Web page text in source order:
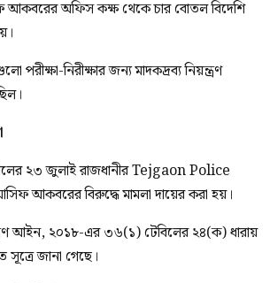
আকবরের অফিস কক্ষ থেকে চার বোতল বিদেশি
পরীক্ষা-নিরীক্ষার জন্য মাদকদ্রব্য নিয়ন্ত্রণ
২৩ জুলাই রাজধানীর Tejgaon Police
আকবরের বিরুদ্ধে মামলা দায়ের করা হয়।
আইন, ২০১৮-এর ৩৬(১) টেবিলের ২৪(ক) ধারায়
জানা গেছে।